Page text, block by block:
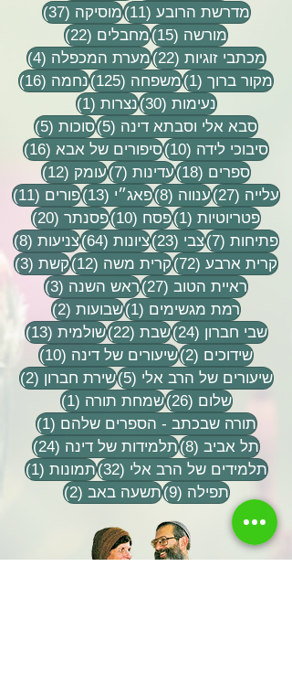
מדרשת הרובע (11) 11 פוסטים
מוסיקה (37)
37 פוסטים
מורשה (15) 15 פוסטים
מחבלים (22)
22 פוסטים
מכתבי זוגיות (22) 22 פוסטים
מערת המכפלה (4)
4 פוסטים
מקור ברוך (1) פוסט 1
משפחה (125) 125 פוסטים
נחמה (16)
16 פוסטים
נעימות (30) 30 פוסטים
נצרות (1)
פוסט 1
סבא אלי וסבתא דינה (5) 5 פוסטיםסוכות (5)
5 פוסטים
סיבוכי לידה (10) 10 פוסטים
סיפורים של אבא (16)
16 פוסטים
ספרים (18) 18 פוסטים
עדינות (7) 7 פוסטיםעומק (12)
12 פוסטים
עלייה (27) 27 פוסטים
ענווה (8) 8 פוסטיםפאג״י (13) 13 פוסטים
פורים (11)
11
פטריוטיות (1) פוסט 1
פסח (10) 10 פוסטים
פסנתר (20)
20 פוסטים
פתיחות (7) 7 פוסטיםצבי (23) 23 פוסטים
ציונות (64) 64 פוסטים
צניעות (8)
8 פוסטים
קרית ארבע (72) 72 פוסטים
קרית משה (12) 12 פוסטים
קשת (3)
3 פוסטים
ראיית הטוב (27) 27 פוסטים
ראש השנה (3)
3 פוסטים
רמת מגשימים (1) פוסט 1
שבועות (2)
2 פוסטים
שבי חברון (24) 24 פוסטים
שבת (22) 22 פוסטים
שולמית (13)
13 פוסטים
שידוכים (2) 2 פוסטיםשיעורים של דינה (10)
10 פוסטים
שיעורים של הרב אלי (5) 5 פוסטיםשירת חברון (2)
2 פוסטים
שלום (26) 26 פוסטים
שמחת תורה (1)
פוסט 1
תורה שבכתב - הספרים שלהם (1)
פוסט 1
תל אביב (8) 8 פוסטיםתלמידות של דינה (24)
24 פוסטים
תלמידים של הרב אלי (32) 32 פוסטים
תמונות (1)
תפילה (9) 9 פוסטיםתשעה באב (2) 2 פוסטים